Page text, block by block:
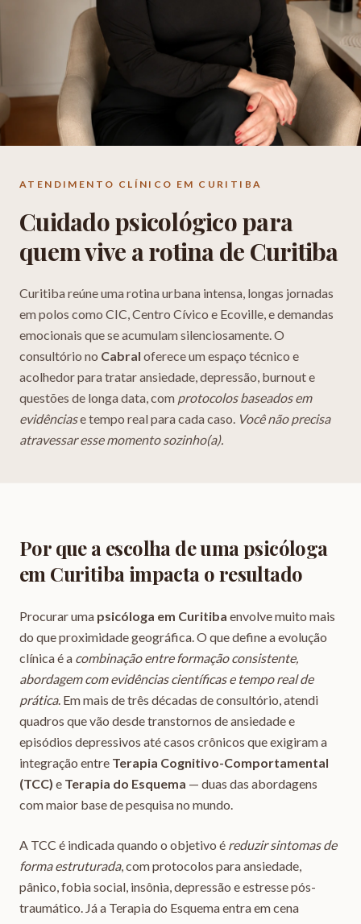
ATENDIMENTO CLÍNICO EM CURITIBA
Cuidado psicológico para
quem vive a rotina de Curitiba
Curitiba reúne uma rotina urbana intensa, longas jornadas
em polos como CIC, Centro Cívico e Ecoville, e demandas
emocionais que se acumulam silenciosamente. O
consultório no Cabral oferece um espaço técnico e
acolhedor para tratar ansiedade, depressão, burnout e
questões de longa data, com protocolos baseados em
evidênciase tempo real para cada caso. Você não precisa
atravessar esse momento sozinho(a).
Por que a escolha de uma psicóloga
em Curitiba impacta o resultado
Procurar uma psicóloga em Curitiba envolve muito mais
do que proximidade geográfica. O que define a evolução
clínica é a combinação entre formação consistente,
abordagem com evidências científicas e tempo real de
prática. Em mais de três décadas de consultório, atendi
quadros que vão desde transtornos de ansiedade e
episódios depressivos até casos crônicos que exigiram a
integração entre Terapia Cognitivo-Comportamental
(TCC) e Terapia do Esquema — duas das abordagens
com maior base de pesquisa no mundo.
A TCC é indicada quando o objetivo é reduzir sintomas de
forma estruturada, com protocolos para ansiedade,
pânico, fobia social, insônia, depressão e estresse pós-
traumático. Já a Terapia do Esquema entra em cena